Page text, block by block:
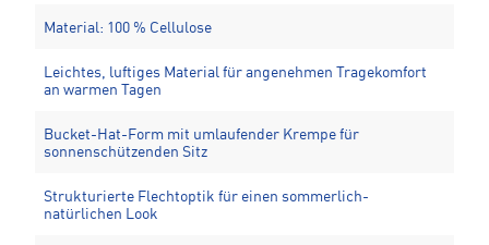
Material: 100 % Cellulose
Leichtes, luftiges Material für angenehmen Tragekomfort
an warmen Tagen
Bucket-Hat-Form mit umlaufender Krempe für
sonnenschützenden Sitz
Strukturierte Flechtoptik für einen sommerlich-
natürlichen Look